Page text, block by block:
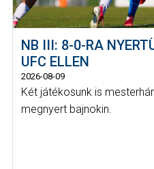
NB III: 8-0-RA
UFC ELLEN
2026-08-09
Két játékosunk is
megnyert bajnokin.